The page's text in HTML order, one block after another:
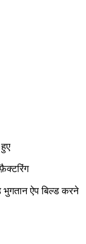
ऐप बिल्ड करने